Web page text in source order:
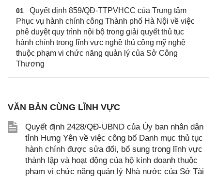
01
Quyết định 859/QĐ-TTPVHCC của Trung tâm
Phục vụ hành chính công Thành phố Hà Nội về việc
phê duyệt quy trình nội bộ trong giải quyết thủ tục
hành chính trong lĩnh vực nghề thủ công mỹ nghệ
thuộc phạm vi chức năng quản lý của Sở Công
Thương
VĂN BẢN CÙNG LĨNH VỰC
Quyết định 2428/QĐ-UBND của Ủy ban nhân dân
tỉnh Hưng Yên về việc công bố Danh mục thủ tục
hành chính được sửa đổi, bổ sung trong lĩnh vực
thành lập và hoạt động của hộ kinh doanh thuộc
phạm vi chức năng quản lý Nhà nước của Sở Tài